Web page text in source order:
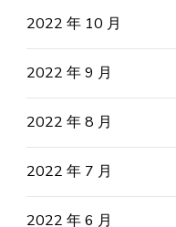
2022 年 10 月
2022 年 9 月
2022 年 8 月
2022 年 7 月
2022 年 6 月